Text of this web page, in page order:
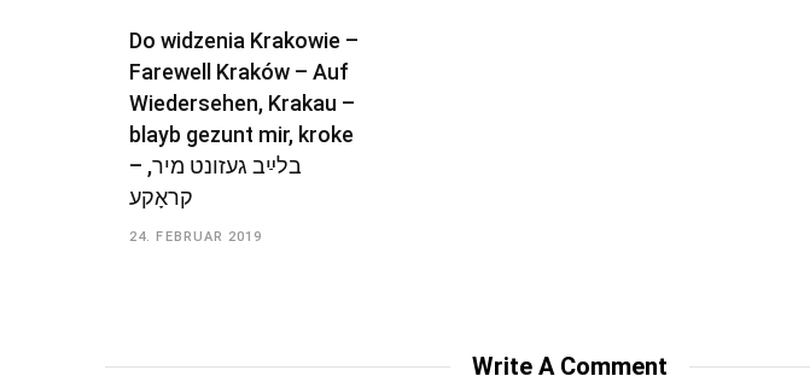
Do widzenia Krakowie –
Farewell Kraków – Auf
Wiedersehen, Krakau –
blayb gezunt mir, kroke
– בלײַב געזונט מיר,
קראָקע
24. FEBRUAR 2019
Write A Comment